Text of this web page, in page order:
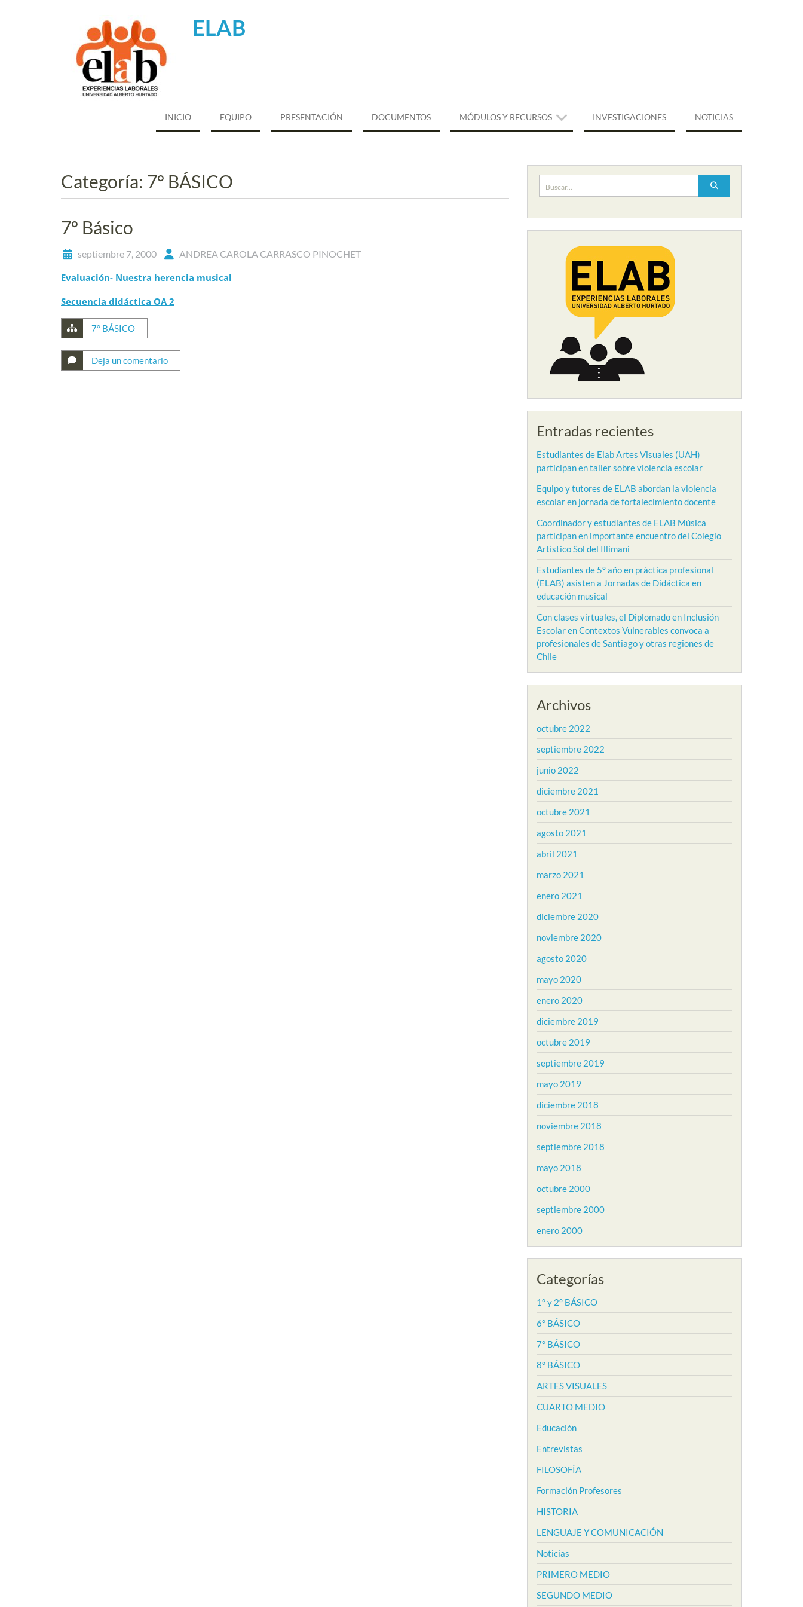
ELAB
INICIO EQUIPO PRESENTACIÓN DOCUMENTOS MÓDULOS Y RECURSOS INVESTIGACIONES NOTICIAS
Categoría: 7° BÁSICO
7° Básico
septiembre 7, 2000 ANDREA CAROLA CARRASCO PINOCHET
Evaluación- Nuestra herencia musical
Secuencia didáctica OA 2
7° BÁSICO
Deja un comentario
Entradas recientes
Estudiantes de Elab Artes Visuales (UAH)
participan en taller sobre violencia escolar
Equipo y tutores de ELAB abordan la violencia
escolar en jornada de fortalecimiento docente
Coordinador y estudiantes de ELAB Música
participan en importante encuentro del Colegio
Artístico Sol del Illimani
Estudiantes de 5° año en práctica profesional
(ELAB) asisten a Jornadas de Didáctica en
educación musical
Con clases virtuales, el Diplomado en Inclusión
Escolar en Contextos Vulnerables convoca a
profesionales de Santiago y otras regiones de
Chile
Archivos
octubre 2022
septiembre 2022
junio 2022
diciembre 2021
octubre 2021
agosto 2021
abril 2021
marzo 2021
enero 2021
diciembre 2020
noviembre 2020
agosto 2020
mayo 2020
enero 2020
diciembre 2019
octubre 2019
septiembre 2019
mayo 2019
diciembre 2018
noviembre 2018
septiembre 2018
mayo 2018
octubre 2000
septiembre 2000
enero 2000
Categorías
1° y 2° BÁSICO
6° BÁSICO
7° BÁSICO
8° BÁSICO
ARTES VISUALES
CUARTO MEDIO
Educación
Entrevistas
FILOSOFÍA
Formación Profesores
HISTORIA
LENGUAJE Y COMUNICACIÓN
Noticias
PRIMERO MEDIO
SEGUNDO MEDIO